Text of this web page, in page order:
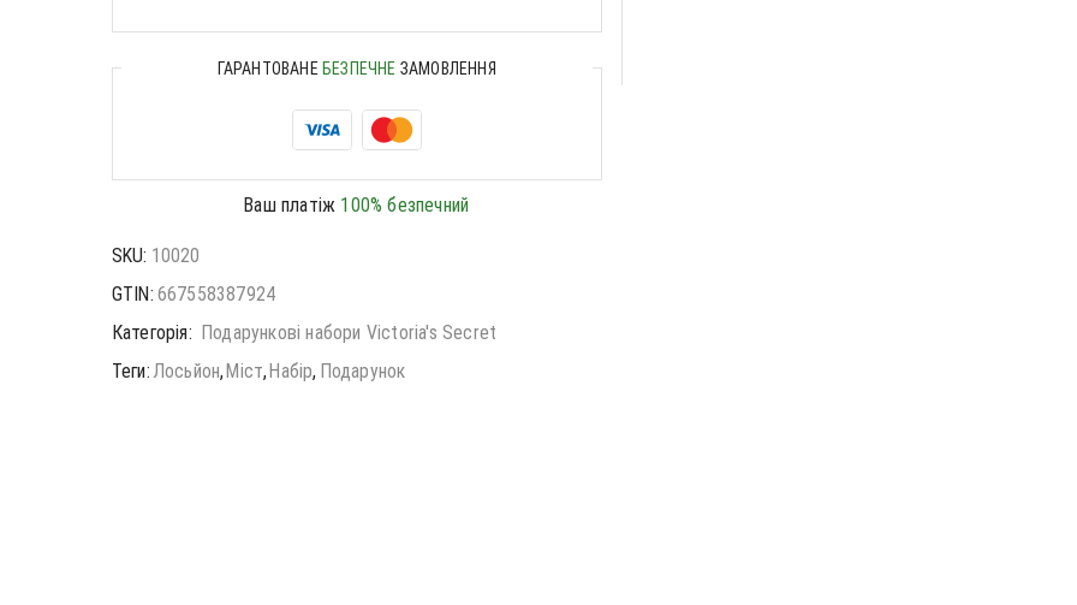
ГАРАНТОВАНЕ БЕЗПЕЧНЕ ЗАМОВЛЕННЯ
Ваш платіж 100% безпечний
SKU: 10020
GTIN: 667558387924
Категорія: Подарункові набори Victoria's Secret
Теги: Лосьйон,Міст,Набір, Подарунок